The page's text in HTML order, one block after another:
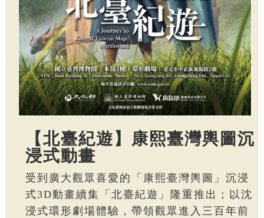
【北臺紀遊】康熙臺灣輿圖沉
浸式動畫
受到廣大觀眾喜愛的「康熙臺灣輿圖」沉浸
式3D動畫續集「北臺紀遊」隆重推出；以沈
浸式環形劇場體驗，帶領觀眾進入三百年前